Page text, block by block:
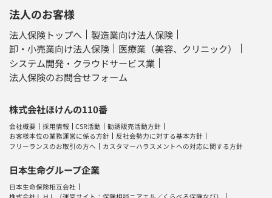
法人のお客様
法人保険トップへ
製造業向け法人保険
卸・小売業向け法人保険
医療業（美容、クリニック）
システム開発・クラウドサービス業
法人保険のお問合せフォーム
株式会社ほけんの110番
会社概要 採用情報 CSR活動
勧誘販売活動方針
お客様本位の業務運営に係る方針
反社会勢力に対する基本方針
フリーランスのお取引の方へ
カスタマーハラスメントへの対応に関する方針
日本生命グループ企業
日本生命保険相互会社